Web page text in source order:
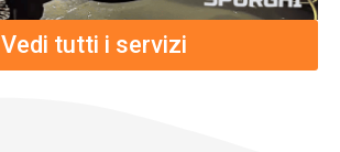
Vedi tutti i servizi